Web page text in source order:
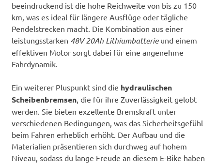
beeindruckend ist die hohe Reichweite von bis zu 150
km, was es ideal für längere Ausflüge oder tägliche
Pendelstrecken macht. Die Kombination aus einer
leistungsstarken 48V 20Ah Lithiumbatterieund einem
effektiven Motor sorgt dabei für eine angenehme
Fahrdynamik.
Ein weiterer Pluspunkt sind die hydraulischen
Scheibenbremsen, die für ihre Zuverlässigkeit gelobt
werden. Sie bieten exzellente Bremskraft unter
verschiedenen Bedingungen, was das Sicherheitsgefühl
beim Fahren erheblich erhöht. Der Aufbau und die
Materialien präsentieren sich durchweg auf hohem
Niveau, sodass du lange Freude an diesem E-Bike haben